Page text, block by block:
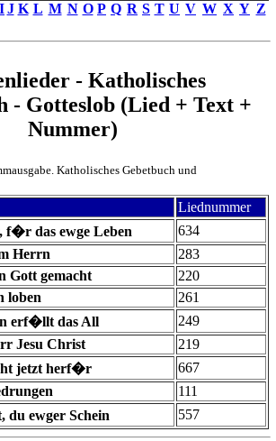
IJ K L M N O P Q R S T U V W X Y Z
- Katholisches
- Gotteslob (Lied + Text +
Nummer)
Katholisches Gebetbuch und
Liednummer
f�r das ewge Leben
634
Herrn
283
Gott gemacht
220
loben
261
erf�llt das All
249
Jesu Christ
219
jetzt herf�r
667
111
ewger Schein
557